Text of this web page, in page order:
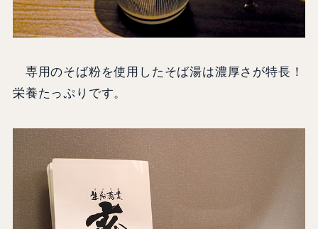
専用のそば粉を使用したそば湯は濃厚さが特長！
栄養たっぷりです。